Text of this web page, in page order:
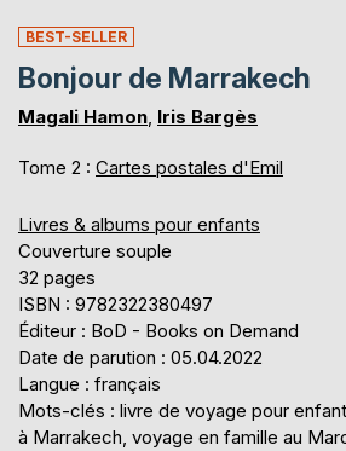
BEST-SELLER
Bonjour de Marrakech
Magali Hamon, Iris Bargès
Tome 2 : Cartes postales d'Emil
Livres & albums pour enfants
Couverture souple
32 pages
ISBN : 9782322380497
Éditeur : BoD - Books on Demand
Date de parution : 05.04.2022
Langue : français
Mots-clés : livre de voyage pour
à Marrakech, voyage en famille au